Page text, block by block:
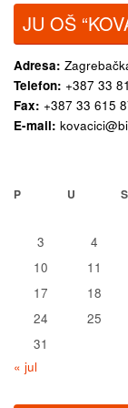
JU OŠ
Adresa:
Telefon: +387 33
Fax: +387 33 615
E-mail:
P
U S
3
4
10
11
17
18
24
25
31
« jul